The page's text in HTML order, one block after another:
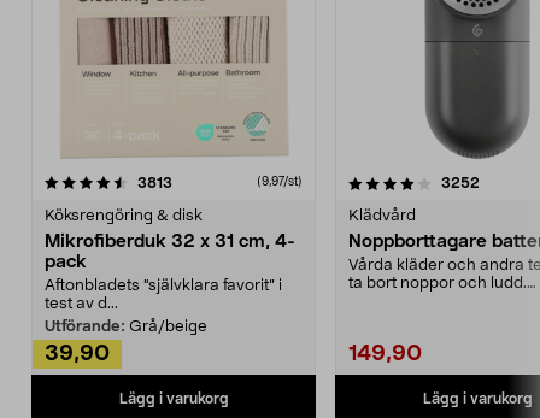
3813 (9,97/st)
Köksrengöring & disk
Mikrofiberduk 32 x 31 cm, 4-
pack
Aftonbladets "självklara favorit” i
test av d...
Utförande: Grå/beige
39,90
Lägg i varukorg
4.0av 5 stjärnor 3252
Klädvård
Noppborttagare
Vårda kläder och andra
ta bort noppor och ludd.
149,90
Lägg i varukorg
4.5av 5 stjärnor